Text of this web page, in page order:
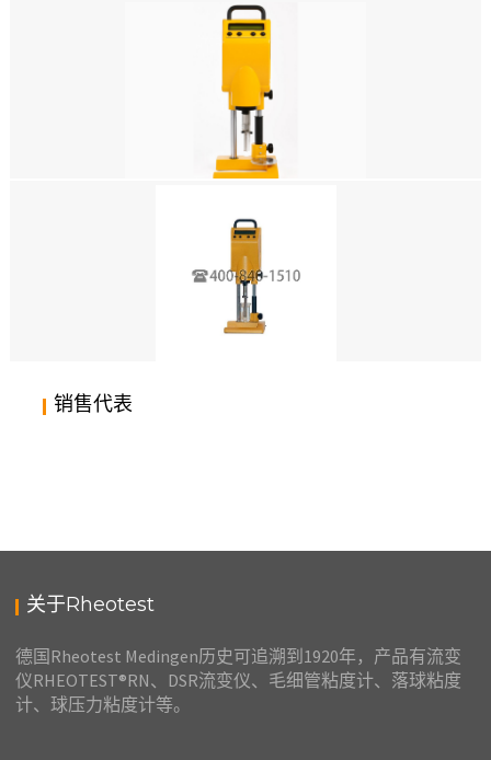
德国RHEOTEST LK2.2全自动毛细管浓度计、粘度计
销售：周经理-17717871005
销售代表
关于Rheotest
德国Rheotest Medingen历史可追溯到1920年，产品有流变
仪RHEOTEST®RN、DSR流变仪、毛细管粘度计、落球粘度
计、球压力粘度计等。